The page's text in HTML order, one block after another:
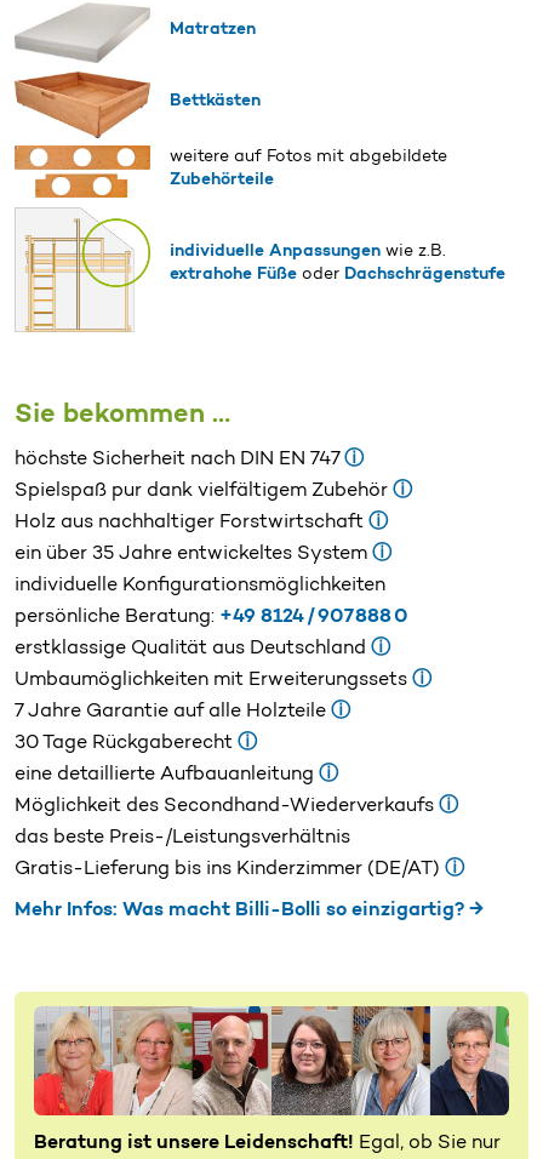
Matratzen
Bettkästen
weitere auf Fotos mit abgebildete
Zubehörteile
individuelle Anpassungenwie z.B.
extrahohe Füßeoder Dachschrägenstufe
Sie bekommen …
höchste Sicherheit nach DIN EN 747ⓘ
Spielspaß pur dank vielfältigem Zubehör ⓘ
Holz aus nachhaltiger Forstwirtschaft ⓘ
ein über 35 Jahre entwickeltes System ⓘ
individuelle Konfigurationsmöglichkeiten
persönliche Beratung: +49 8124 / 907 888 0
erstklassige Qualität aus Deutschland ⓘ
Umbaumöglichkeiten mit Erweiterungssets ⓘ
7 Jahre Garantie auf alle Holzteile ⓘ
30 Tage Rückgaberecht ⓘ
eine detaillierte Aufbauanleitung ⓘ
Möglichkeit des Secondhand-Wiederverkaufs ⓘ
das beste Preis-/Leistungsverhältnis
Gratis-Lieferung bis ins Kinderzimmer (DE/AT) ⓘ
Mehr Infos: Was macht Billi-Bolli so einzigartig? →
Beratung ist unsere Leidenschaft! Egal, ob Sie nur